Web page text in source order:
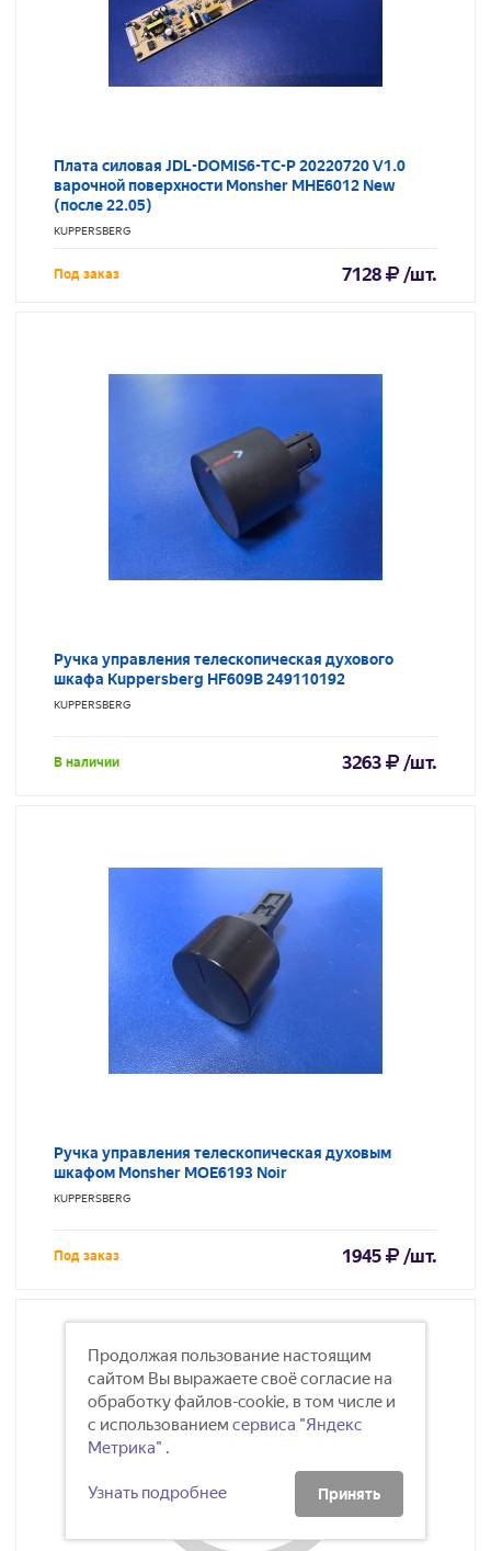
Плата силовая JDL-DOMIS6-TC-P 20220720 V1.0
варочной поверхности Monsher MHE6012 New
(после 22.05)
KUPPERSBERG
Под заказ 7128 /шт.
Ручка управления телескопическая духового
шкафа Kuppersberg HF609B 249110192
KUPPERSBERG
В наличии 3263 /шт.
Ручка управления телескопическая духовым
шкафом Monsher MOE6193 Noir
KUPPERSBERG
Под заказ 1945 /шт.
Продолжая пользование настоящим
сайтом Вы выражаете своё согласие на
обработку файлов-cookie, в том числе и
с использованием сервиса "Яндекс
Метрика" .
Узнать подробнее Принять